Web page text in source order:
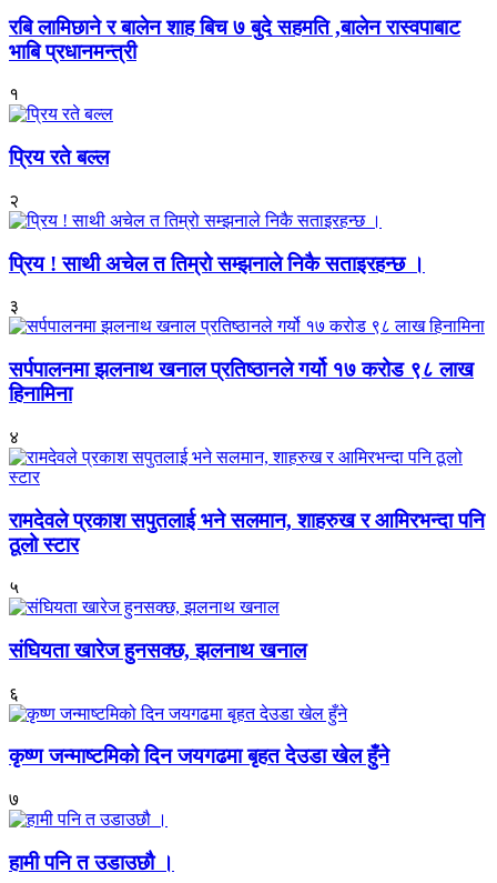
रबि लामिछाने र बालेन शाह बिच ७ बुदे सहमति ,बालेन रास्वपाबाट
भाबि प्रधानमन्त्री
१
प्रिय रते बल्ल
२
प्रिय ! साथी अचेल त तिम्रो सम्झनाले निकै सताइरहन्छ ।
३
सर्पपालनमा झलनाथ खनाल प्रतिष्ठानले गर्यो १७ करोड ९८ लाख
हिनामिना
४
रामदेवले प्रकाश सपुतलाई भने सलमान, शाहरुख र आमिरभन्दा पनि
ठूलो स्टार
५
संघियता खारेज हुनसक्छ, झलनाथ खनाल
६
कृष्ण जन्माष्टमिको दिन जयगढमा बृहत देउडा खेल हुँने
७
हामी पनि त उडाउछौ ।